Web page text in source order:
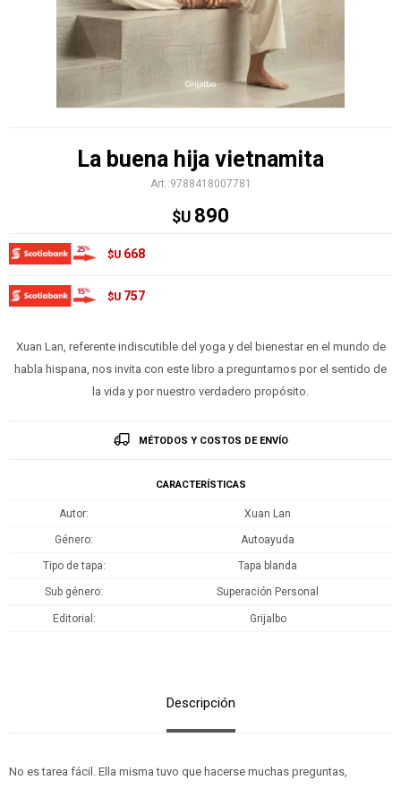
La buena hija vietnamita
9788418007781
$U 890
$U 668
$U 757
Xuan Lan, referente indiscutible del yoga y del bienestar en el mundo de
habla hispana, nos invita con este libro a preguntarnos por el sentido de
la vida y por nuestro verdadero propósito.
MÉTODOS Y COSTOS DE ENVÍO
CARACTERÍSTICAS
Autor Xuan Lan
Género Autoayuda
Tipo de tapa Tapa blanda
Sub género Superación Personal
Editorial Grijalbo
Descripción
No es tarea fácil. Ella misma tuvo que hacerse muchas preguntas,